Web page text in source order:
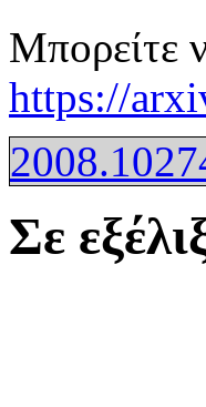
Μπορείτε
https://
Σε